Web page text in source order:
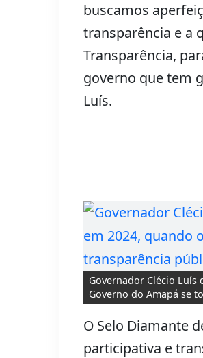
buscamos
transparência e a
Transparência,
governo que tem
Luís.
Governador Clécio Luís
Governo do Amapá se
O Selo Diamante
participativa e